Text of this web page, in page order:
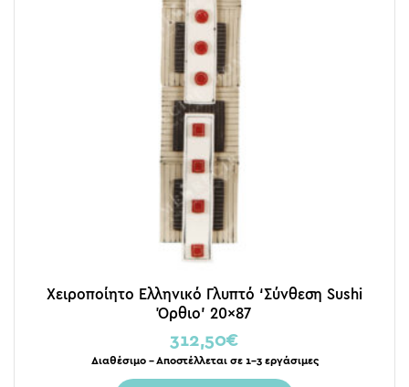
Χειροποίητο Ελληνικό Γλυπτό ‘Σύνθεση Sushi
Όρθιο’ 20×87
312,50€
Διαθέσιμο – Αποστέλλεται σε 1-3 εργάσιμες